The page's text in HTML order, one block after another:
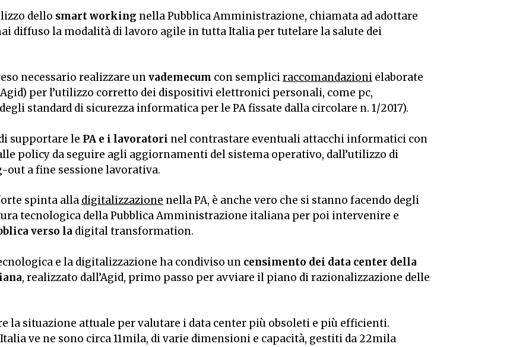
dello smart working nella Pubblica Amministrazione, chiamata ad adottare
diffuso la modalità di lavoro agile in tutta Italia per tutelare la salute dei
necessario realizzare unvademecum con sempliciraccomandazioni elaborate
per l’utilizzo corretto dei dispositivi elettronici personali, come pc,
standard di sicurezza informatica per le PA fissate dalla circolare n. 1/2017).
supportare le PA e i lavoratori nel contrastare eventuali attacchi informatici con
policy da seguire agli aggiornamenti del sistema operativo, dall’utilizzo di
a fine sessione lavorativa.
spinta alla digitalizzazione nella PA, è anche vero che si stanno facendo degli
tecnologica della Pubblica Amministrazione italiana per poi intervenire e
verso la digital transformation.
e la digitalizzazione ha condiviso un censimento dei data center della
, realizzato dall’Agid, primo passo per avviare il piano di razionalizzazione delle
la situazione attuale per valutare i data center più obsoleti e più efficienti.
ve ne sono circa 11mila, di varie dimensioni e capacità, gestiti da 22mila